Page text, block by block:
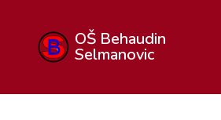
OŠ Behaudin
Selmanovic